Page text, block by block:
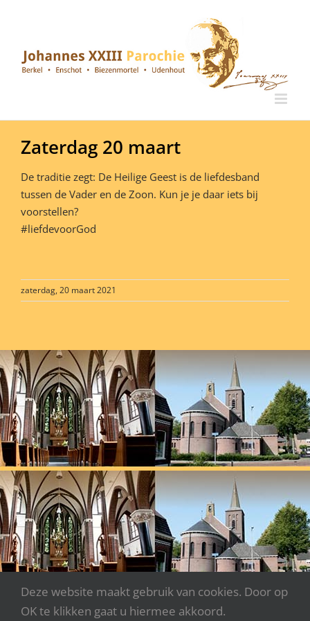
Zaterdag 20 maart
De traditie zegt: De Heilige Geest is de liefdesband
tussen de Vader en de Zoon. Kun je je daar iets bij
voorstellen?
#liefdevoorGod
zaterdag, 20 maart 2021
Deze website maakt gebruik van cookies. Door op
OK te klikken gaat u hiermee akkoord.